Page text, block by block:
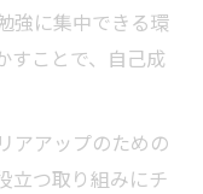
強に集中できる環
すことで、自己成
アアップのための
立つ取り組みにチ